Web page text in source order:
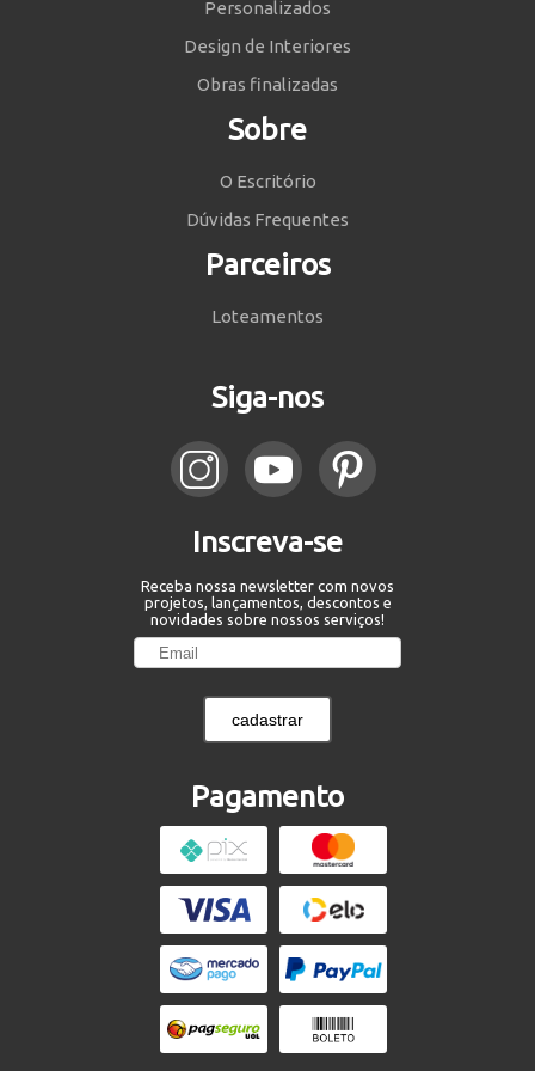
Personalizados
Design de Interiores
Obras finalizadas
Sobre
O Escritório
Dúvidas Frequentes
Parceiros
Loteamentos
Siga-nos
Inscreva-se
Receba nossa newsletter com novos
projetos, lançamentos, descontos e
novidades sobre nossos serviços!
cadastrar
Pagamento